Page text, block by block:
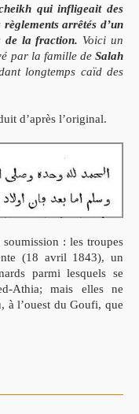
qui infligeait des
règlements arrêtés d’un
de la fraction. Voici un
par la famille de Salah
longtemps caïd des
d’après l’original.
: les troupes
(18 avril 1843), un
parmi lesquels se
Athia; mais elles ne
à l’ouest du Goufi, que